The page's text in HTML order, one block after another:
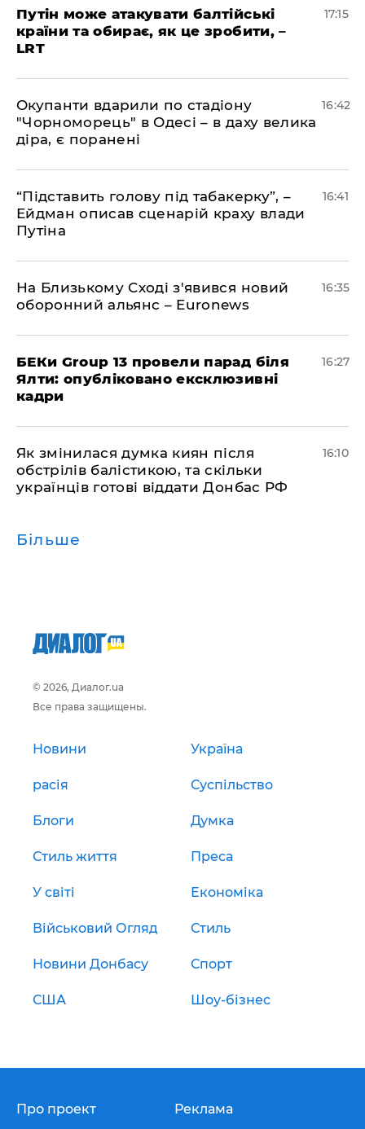
​Путін може атакувати балтійські
країни та обирає, як це зробити, –
LRT
17:15
​Окупанти вдарили по стадіону
"Чорноморець" в Одесі – в даху велика
діра, є поранені
16:42
​“Підставить голову під табакерку”, –
Ейдман описав сценарій краху влади
Путіна
16:41
На Близькому Сході з'явився новий
оборонний альянс – Euronews
16:35
БЕКи Group 13 провели парад біля
Ялти: опубліковано ексклюзивні
кадри
16:27
Як змінилася думка киян після
обстрілів балістикою, та скільки
українців готові віддати Донбас РФ
16:10
Більше
© 2026, Диалог.ua
Все права защищены.
Новини Україна
расія Суспільство
Блоги Думка
Стиль життя Преса
У світі Економіка
Військовий Огляд Стиль
Новини Донбасу Спорт
США Шоу-бізнес
Про проект Реклама